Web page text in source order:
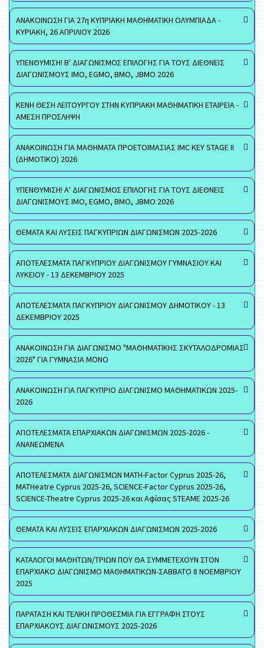
ΑΝΑΚΟΙΝΩΣΗ ΓΙΑ 27η ΚΥΠΡΙΑΚΗ ΜΑΘΗΜΑΤΙΚΗ ΟΛΥΜΠΙΑΔΑ -
ΚΥΡΙΑΚΗ, 26 ΑΠΡΙΛΙΟΥ 2026
ΥΠΕΝΘΥΜΙΣΗ! Β' ΔΙΑΓΩΝΙΣΜΟΣ ΕΠΙΛΟΓΗΣ ΓΙΑ ΤΟΥΣ ΔΙΕΘΝΕΙΣ
ΔΙΑΓΩΝΙΣΜΟΥΣ ΙΜΟ, EGMO, ΒΜΟ, JBMO 2026
ΚΕΝΗ ΘΕΣΗ ΛΕΙΤΟΥΡΓΟΥ ΣΤΗΝ ΚΥΠΡΙΑΚΗ ΜΑΘΗΜΑΤΙΚΗ ΕΤΑΙΡΕΙΑ -
ΑΜΕΣΗ ΠΡΟΣΛΗΨΗ
ΑΝΑΚΟΙΝΩΣΗ ΓΙΑ ΜΑΘΗΜΑΤΑ ΠΡΟΕΤΟΙΜΑΣΙΑΣ IMC KEY STAGE II
(ΔΗΜΟΤΙΚΟ) 2026
ΥΠΕΝΘΥΜΙΣΗ! Α' ΔΙΑΓΩΝΙΣΜΟΣ ΕΠΙΛΟΓΗΣ ΓΙΑ ΤΟΥΣ ΔΙΕΘΝΕΙΣ
ΔΙΑΓΩΝΙΣΜΟΥΣ ΙΜΟ, EGMO, ΒΜΟ, JBMO 2026
ΘΕΜΑΤΑ ΚΑΙ ΛΥΣΕΙΣ ΠΑΓΚΥΠΡΙΩΝ ΔΙΑΓΩΝΙΣΜΩΝ 2025-2026
ΑΠΟΤΕΛΕΣΜΑΤΑ ΠΑΓΚΥΠΡΙΟΥ ΔΙΑΓΩΝΙΣΜΟΥ ΓΥΜΝΑΣΙΟΥ ΚΑΙ
ΛΥΚΕΙΟΥ - 13 ΔΕΚΕΜΒΡΙΟΥ 2025
ΑΠΟΤΕΛΕΣΜΑΤΑ ΠΑΓΚΥΠΡΙΟΥ ΔΙΑΓΩΝΙΣΜΟΥ ΔΗΜΟΤΙΚΟΥ - 13
ΔΕΚΕΜΒΡΙΟΥ 2025
ΑΝΑΚΟΙΝΩΣΗ ΓΙΑ ΔΙΑΓΩΝΙΣΜΟ "ΜΑΘΗΜΑΤΙΚΗΣ ΣΚΥΤΑΛΟΔΡΟΜΙΑΣ
2026" ΓΙΑ ΓΥΜΝΑΣΙΑ ΜΟΝΟ
ΑΝΑΚΟΙΝΩΣΗ ΓΙΑ ΠΑΓΚΥΠΡΙΟ ΔΙΑΓΩΝΙΣΜΟ ΜΑΘΗΜΑΤΙΚΩΝ 2025-
2026
ΑΠΟΤΕΛΕΣΜΑΤΑ ΕΠΑΡΧΙΑΚΩΝ ΔΙΑΓΩΝΙΣΜΩΝ 2025-2026 -
ΑΝΑΝΕΩΜΕΝΑ
ΑΠΟΤΕΛΕΣΜΑΤΑ ΔΙΑΓΩΝΙΣΜΩΝ MATH-Factor Cyprus 2025-26,
MATHeatre Cyprus 2025-26, SCIENCE-Factor Cyprus 2025-26,
SCIENCE-Theatre Cyprus 2025-26 και Αφίσας STEAME 2025-26
ΘΕΜΑΤΑ ΚΑΙ ΛΥΣΕΙΣ ΕΠΑΡΧΙΑΚΩΝ ΔΙΑΓΩΝΙΣΜΩΝ 2025-2026
ΚΑΤΑΛΟΓΟΙ ΜΑΘΗΤΩΝ/ΤΡΙΩΝ ΠΟΥ ΘΑ ΣΥΜΜΕΤΕΧΟΥΝ ΣΤΟΝ
ΕΠΑΡΧΙΑΚΟ ΔΙΑΓΩΝΙΣΜΟ ΜΑΘΗΜΑΤΙΚΩΝ-ΣΑΒΒΑΤΟ 8 ΝΟΕΜΒΡΙΟΥ
2025
ΠΑΡΑΤΑΣΗ ΚΑΙ ΤΕΛΙΚΗ ΠΡΟΘΕΣΜΙΑ ΓΙΑ ΕΓΓΡΑΦΗ ΣΤΟΥΣ
ΕΠΑΡΧΙΑΚΟΥΣ ΔΙΑΓΩΝΙΣΜΟΥΣ 2025-2026